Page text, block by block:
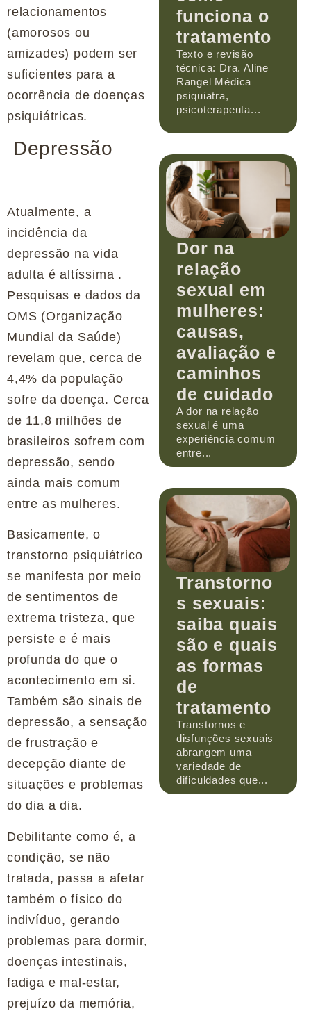
relacionamentos
(amorosos ou
amizades) podem ser
suficientes para a
ocorrência de doenças
psiquiátricas.
Depressão
Atualmente, a
incidência da
depressão na vida
adulta é altíssima .
Pesquisas e dados da
OMS (Organização
Mundial da Saúde)
revelam que, cerca de
4,4% da população
sofre da doença. Cerca
de 11,8 milhões de
brasileiros sofrem com
depressão, sendo
ainda mais comum
entre as mulheres.
Basicamente, o
transtorno psiquiátrico
se manifesta por meio
de sentimentos de
extrema tristeza, que
persiste e é mais
profunda do que o
acontecimento em si.
Também são sinais de
depressão, a sensação
de frustração e
decepção diante de
situações e problemas
do dia a dia.
Debilitante como é, a
condição, se não
tratada, passa a afetar
também o físico do
indivíduo, gerando
problemas para dormir,
doenças intestinais,
fadiga e mal-estar,
prejuízo da memória,
funciona o
tratamento
Texto e revisão
técnica: Dra. Aline
Rangel Médica
psiquiatra,
psicoterapeuta...
Dor na
relação
sexual em
mulheres:
causas,
avaliação e
caminhos
de cuidado
A dor na relação
sexual é uma
experiência comum
entre...
Transtorno
s sexuais:
saiba quais
são e quais
as formas
de
tratamento
Transtornos e
disfunções sexuais
abrangem uma
variedade de
dificuldades que...